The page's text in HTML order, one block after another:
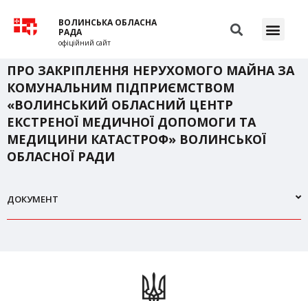
ВОЛИНСЬКА ОБЛАСНА
РАДА
офіційний сайт
ПРО ЗАКРІПЛЕННЯ НЕРУХОМОГО МАЙНА ЗА
КОМУНАЛЬНИМ ПІДПРИЄМСТВОМ
«ВОЛИНСЬКИЙ ОБЛАСНИЙ ЦЕНТР
ЕКСТРЕНОЇ МЕДИЧНОЇ ДОПОМОГИ ТА
МЕДИЦИНИ КАТАСТРОФ» ВОЛИНСЬКОЇ
ОБЛАСНОЇ РАДИ
ДОКУМЕНТ